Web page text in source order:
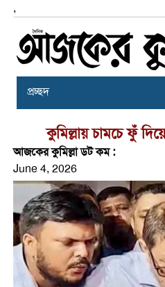
,
প্রচ্ছদ
কুমিল্লায় চামচে ফুঁ
আজকের কুমিল্লা ডট কম :
June 4, 2026